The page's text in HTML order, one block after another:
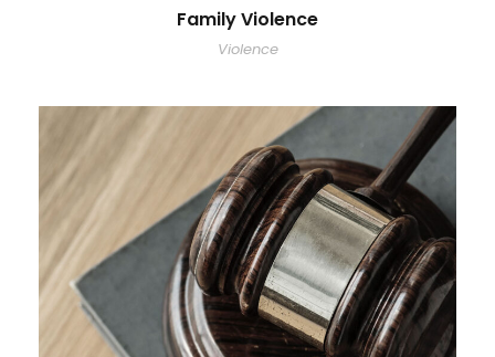
Family Violence
Violence